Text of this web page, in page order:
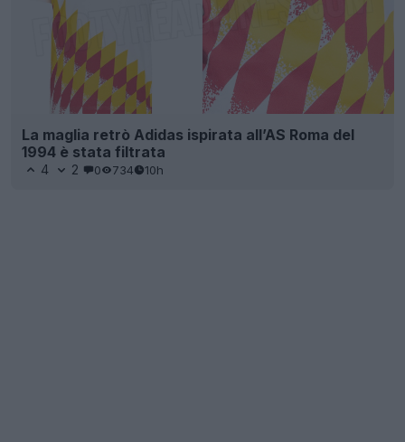
La maglia retrò Adidas ispirata all’AS Roma del
1994 è stata filtrata
4 2 0 734 10h